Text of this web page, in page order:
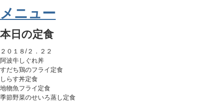
メニュー
本日の定食
２０１８/２．２２
阿波牛しぐれ丼
すだち鶏のフライ定食
しらす丼定食
地物魚フライ定食
季節野菜のせいろ蒸し定食